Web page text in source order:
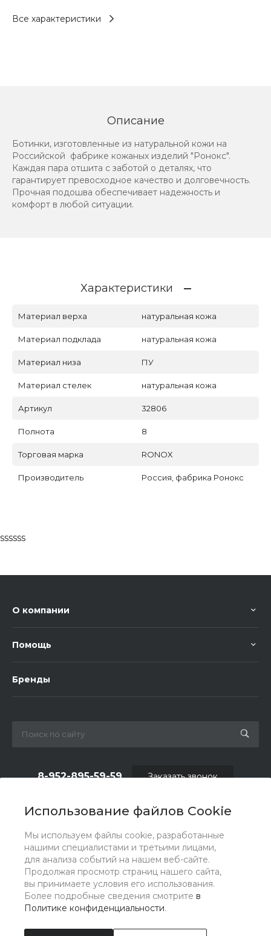
Использование файлов Cookie
Мы используем файлы cookie, разработанные
нашими специалистами и третьими лицами,
для анализа событий на нашем веб-сайте.
Продолжая просмотр страниц нашего сайта,
вы принимаете условия его использования.
Более подробные сведения смотрите в
Политике конфиденциальности.
Все характеристики
Описание
Ботинки, изготовленные из натуральной кожи на
Российской фабрике кожаных изделий "Ронокс".
Каждая пара отшита с заботой о деталях, что
гарантирует превосходное качество и долговечность.
Прочная подошва обеспечивает надежность и
комфорт в любой ситуации.
Характеристики
Материал верха натуральная кожа
Материал подклада натуральная кожа
Материал низа ПУ
Материал стелек натуральная кожа
Артикул 32806
Полнота 8
Торговая марка RONOX
Производитель Россия, фабрика Ронокс
ssssss
О компании
Помощь
Бренды
shop.fas@list.ru
8-952-895-59-59
oas_reklama@list.ru
Заказать звонок